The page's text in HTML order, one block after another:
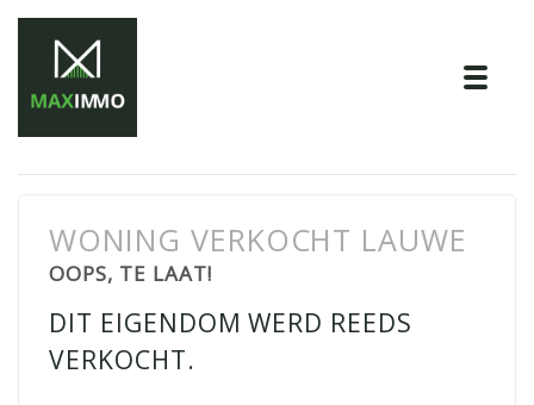
WONING VERKOCHT LAUWE
OOPS, TE LAAT!
DIT EIGENDOM WERD REEDS
VERKOCHT.